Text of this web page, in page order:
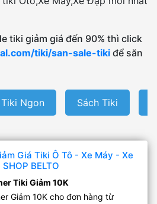
tiki giảm giá đến 90% thì click
tiki/san-sale-tiki để săn
Tiki Ngon Sách Tiki
Giá Tiki Ô Tô - Xe Máy - Xe
BELTO
Tiki Giảm 10K
Giảm 10K cho đơn hàng từ